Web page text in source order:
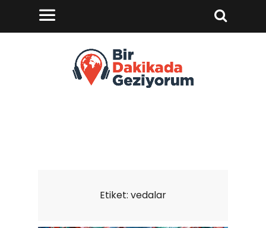
Etiket: vedalar